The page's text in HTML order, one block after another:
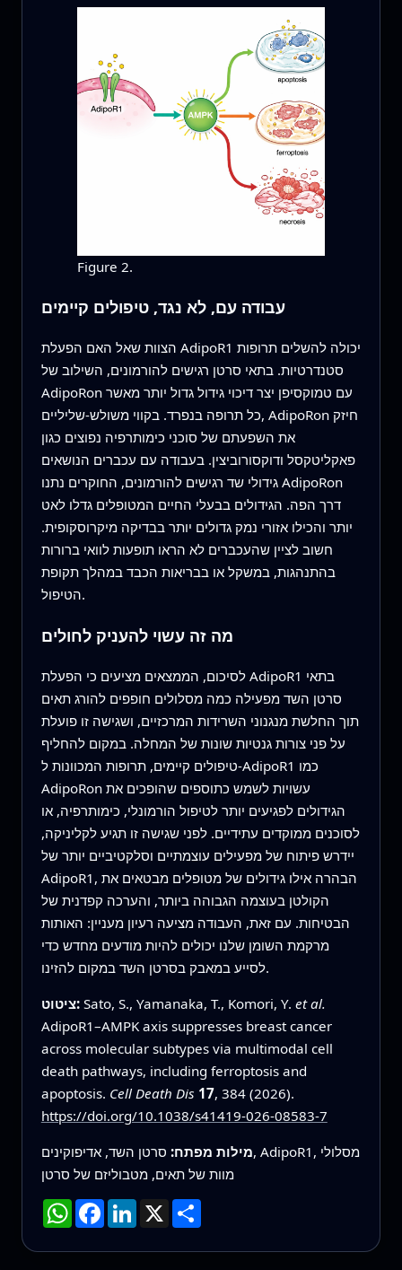
Figure 2.
עבודה עם, לא נגד, טיפולים קיימים
הצוות שאל האם הפעלת AdipoR1 יכולה להשלים תרופות
סטנדרטיות. בתאי סרטן רגישים להורמונים, השילוב של
AdipoRon עם טמוקסיפן יצר דיכוי גידול גדול יותר מאשר
כל תרופה בנפרד. בקווי משולש‑שליליים, AdipoRon חיזק
את השפעתם של סוכני כימותרפיה נפוצים כגון
פאקליטקסל ודוקסורוביצין. בעבודה עם עכברים הנושאים
גידולי שד רגישים להורמונים, החוקרים נתנו AdipoRon
דרך הפה. הגידולים בבעלי החיים המטופלים גדלו לאט
יותר והכילו אזורי נמק גדולים יותר בבדיקה מיקרוסקופית.
חשוב לציין שהעכברים לא הראו תופעות לוואי ברורות
בהתנהגות, במשקל או בבריאות הכבד במהלך תקופת
הטיפול.
מה זה עשוי להעניק לחולים
לסיכום, הממצאים מציעים כי הפעלת AdipoR1 בתאי
סרטן השד מפעילה כמה מסלולים חופפים להורג תאים
תוך החלשת מנגנוני השרידות המרכזיים, ושגישה זו פועלת
על פני צורות גנטיות שונות של המחלה. במקום להחליף
טיפולים קיימים, תרופות המכוונות ל‑AdipoR1 כמו
AdipoRon עשויות לשמש כתוספים שהופכים את
הגידולים לפגיעים יותר לטיפול הורמונלי, כימותרפיה, או
לסוכנים ממוקדים עתידיים. לפני שגישה זו תגיע לקליניקה,
יידרש פיתוח של מפעילים עוצמתיים וסלקטיביים יותר של
AdipoR1, הבהרה אילו גידולים של מטופלים מבטאים את
הקולטן בעוצמה הגבוהה ביותר, והערכה קפדנית של
הבטיחות. עם זאת, העבודה מציעה רעיון מעניין: האותות
מרקמת השומן שלנו יכולים להיות מודעים מחדש כדי
לסייע במאבק בסרטן השד במקום להזינו.
ציטוט: Sato, S., Yamanaka, T., Komori, Y. et al.
AdipoR1–AMPK axis suppresses breast cancer
across molecular subtypes via multimodal cell
death pathways, including ferroptosis and
apoptosis. Cell Death Dis 17, 384 (2026).
https://doi.org/10.1038/s41419-026-08583-7
מילות מפתח: סרטן השד, אדיפוקינים, AdipoR1, מסלולי
מוות של תאים, מטבוליזם של סרטן
WhatsApp
Facebook
LinkedIn
X שתף